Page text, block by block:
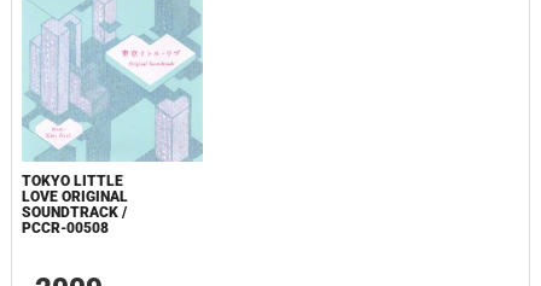
TOKYO LITTLE
LOVE ORIGINAL
SOUNDTRACK /
PCCR-00508